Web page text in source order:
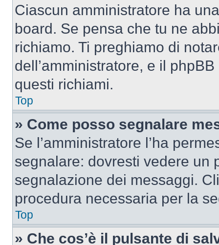
Ciascun amministratore ha
board. Se pensa che tu ne
richiamo. Ti preghiamo di
dell’amministratore, e il
questi richiami.
Top
» Come posso segnalare
Se l’amministratore l’ha
segnalare: dovresti vedere un
segnalazione dei messaggi.
procedura necessaria per la
Top
» Che cos’è il pulsante di